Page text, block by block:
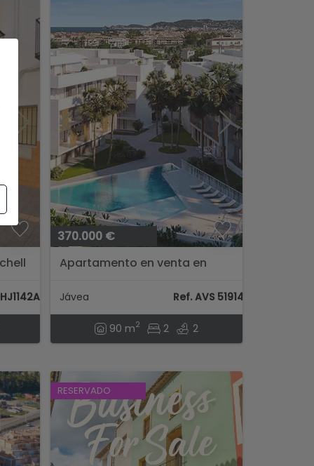
370.000 €
Apartamento en venta en
Jávea Ref. AVS 51914
90 m2 2 2
RESERVADO